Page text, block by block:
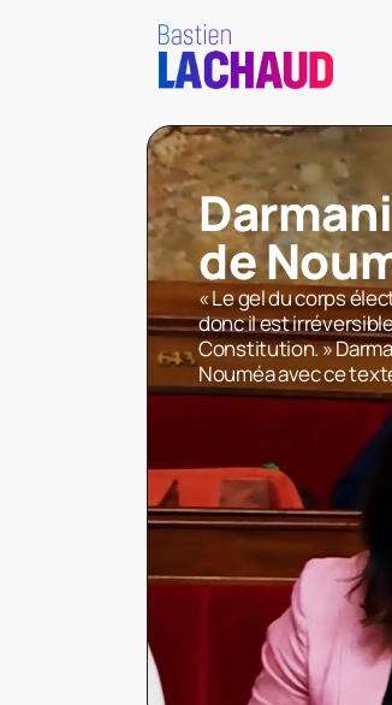
de
« Le gel du corps
donc il est
Constitution. »
Nouméa avec ce